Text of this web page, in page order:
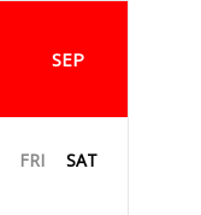
SEP
FRI SAT